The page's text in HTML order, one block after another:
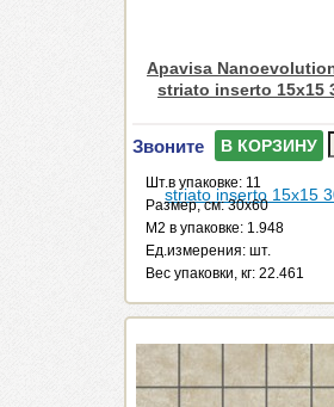
Apavisa
striato inserto 15x15
Звоните В КОРЗИНУ
Шт.в упаковке: 11
Размер, см: 30x60
М2 в упаковке: 1.948
Ед.измерения: шт.
Веc упаковки, кг: 22.461